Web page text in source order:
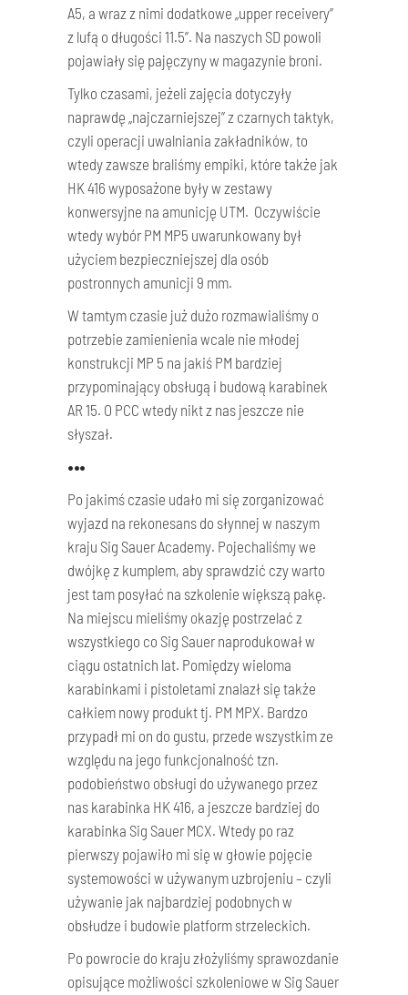
A5, a wraz z nimi dodatkowe „upper receivery”
z lufą o długości 11.5”. Na naszych SD powoli
pojawiały się pajęczyny w magazynie broni.
Tylko czasami, jeżeli zajęcia dotyczyły
naprawdę „najczarniejszej” z czarnych taktyk,
czyli operacji uwalniania zakładników, to
wtedy zawsze braliśmy empiki, które także jak
HK 416 wyposażone były w zestawy
konwersyjne na amunicję UTM. Oczywiście
wtedy wybór PM MP5 uwarunkowany był
użyciem bezpieczniejszej dla osób
postronnych amunicji 9 mm.
W tamtym czasie już dużo rozmawialiśmy o
potrzebie zamienienia wcale nie młodej
konstrukcji MP 5 na jakiś PM bardziej
przypominający obsługą i budową karabinek
AR 15. O PCC wtedy nikt z nas jeszcze nie
słyszał.
•••
Po jakimś czasie udało mi się zorganizować
wyjazd na rekonesans do słynnej w naszym
kraju Sig Sauer Academy. Pojechaliśmy we
dwójkę z kumplem, aby sprawdzić czy warto
jest tam posyłać na szkolenie większą pakę.
Na miejscu mieliśmy okazję postrzelać z
wszystkiego co Sig Sauer naprodukował w
ciągu ostatnich lat. Pomiędzy wieloma
karabinkami i pistoletami znalazł się także
całkiem nowy produkt tj. PM MPX. Bardzo
przypadł mi on do gustu, przede wszystkim ze
względu na jego funkcjonalność tzn.
podobieństwo obsługi do używanego przez
nas karabinka HK 416, a jeszcze bardziej do
karabinka Sig Sauer MCX. Wtedy po raz
pierwszy pojawiło mi się w głowie pojęcie
systemowości w używanym uzbrojeniu – czyli
używanie jak najbardziej podobnych w
obsłudze i budowie platform strzeleckich.
Po powrocie do kraju złożyliśmy sprawozdanie
opisujące możliwości szkoleniowe w Sig Sauer